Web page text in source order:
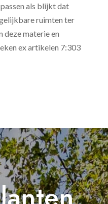
als blijkt dat
ruimten ter
deze materie en
ex artikelen 7:303